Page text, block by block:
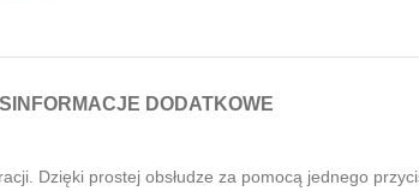
INFORMACJE DODATKOWE
Dzięki prostej obsłudze za pomocą jednego